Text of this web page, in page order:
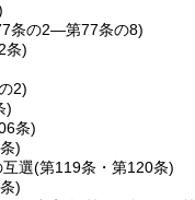
条の2―第77条の8)
条)
2)
)
条)
)
選(第119条・第120条)
)